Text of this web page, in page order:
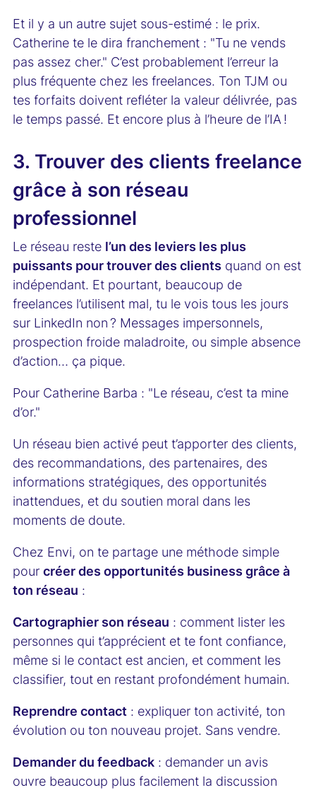
Et il y a un autre sujet sous-estimé : le prix.
Catherine te le dira franchement : "Tu ne vends
pas assez cher." C’est probablement l’erreur la
plus fréquente chez les freelances. Ton TJM ou
tes forfaits doivent refléter la valeur délivrée, pas
le temps passé. Et encore plus à l’heure de l’IA !
3. Trouver des clients freelance
grâce à son réseau
professionnel
Le réseau reste l’un des leviers les plus
puissants pour trouver des clients quand on est
indépendant. Et pourtant, beaucoup de
freelances l’utilisent mal, tu le vois tous les jours
sur LinkedIn non ? Messages impersonnels,
prospection froide maladroite, ou simple absence
d’action… ça pique.
Pour Catherine Barba : "Le réseau, c’est ta mine
d’or."
Un réseau bien activé peut t’apporter des clients,
des recommandations, des partenaires, des
informations stratégiques, des opportunités
inattendues, et du soutien moral dans les
moments de doute.
Chez Envi, on te partage une méthode simple
pour créer des opportunités business grâce à
ton réseau :
Cartographier son réseau : comment lister les
personnes qui t’apprécient et te font confiance,
même si le contact est ancien, et comment les
classifier, tout en restant profondément humain.
Reprendre contact : expliquer ton activité, ton
évolution ou ton nouveau projet. Sans vendre.
Demander du feedback : demander un avis
ouvre beaucoup plus facilement la discussion